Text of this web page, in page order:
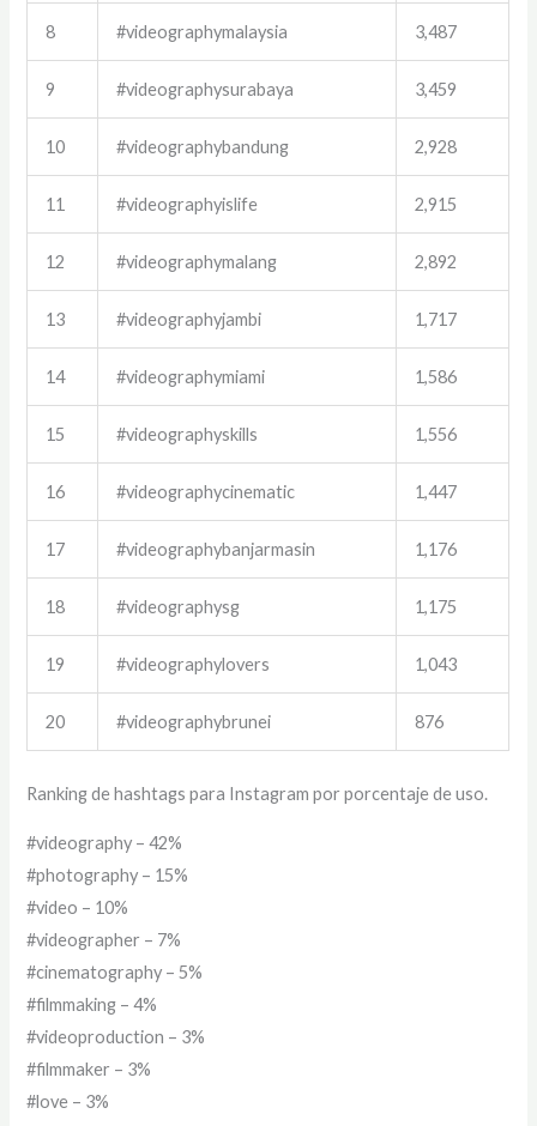
8 #videographymalaysia 3,487
9 #videographysurabaya 3,459
10 #videographybandung 2,928
11 #videographyislife 2,915
12 #videographymalang 2,892
13 #videographyjambi 1,717
14 #videographymiami 1,586
15 #videographyskills 1,556
16 #videographycinematic 1,447
17 #videographybanjarmasin 1,176
18 #videographysg 1,175
19 #videographylovers 1,043
20 #videographybrunei 876
Ranking de hashtags para Instagram por porcentaje de uso.
#videography – 42%
#photography – 15%
#video – 10%
#videographer – 7%
#cinematography – 5%
#filmmaking – 4%
#videoproduction – 3%
#filmmaker – 3%
#love – 3%